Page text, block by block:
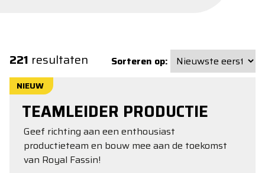
221 resultaten Sorteren op:
NIEUW
TEAMLEIDER PRODUCTIE
Geef richting aan een enthousiast
productieteam en bouw mee aan de toekomst
van Royal Fassin!